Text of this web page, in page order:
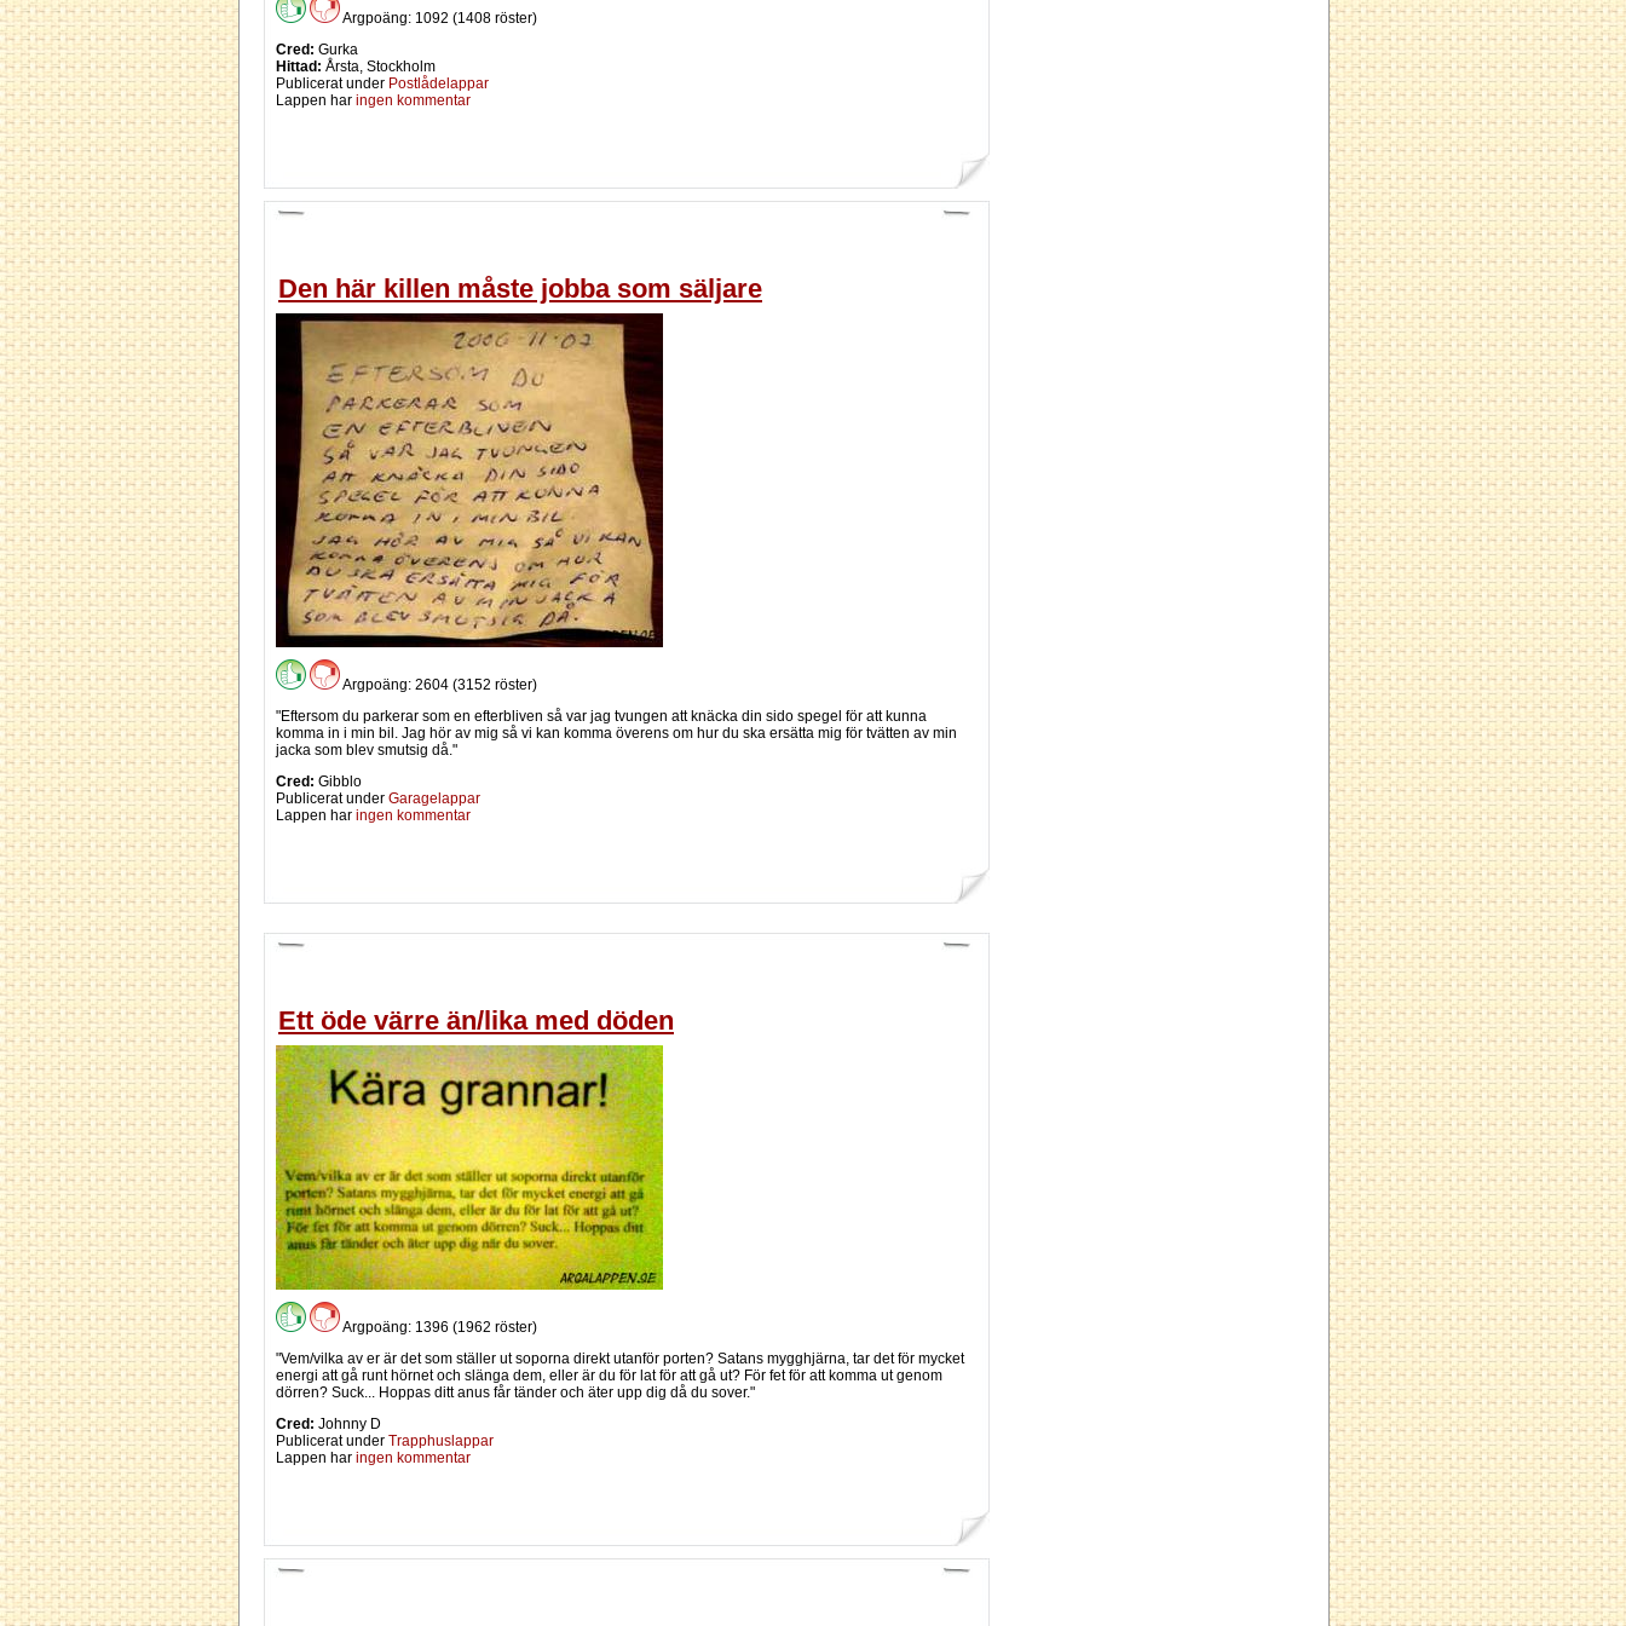
Argpoäng: 1092 (1408 röster)
Cred: Gurka
Hittad: Årsta, Stockholm
Publicerat under Postlådelappar
Lappen har ingen kommentar
Den här killen måste jobba som säljare
Argpoäng: 2604 (3152 röster)
"Eftersom du parkerar som en efterbliven så var jag tvungen att knäcka din sido spegel för att kunna
komma in i min bil. Jag hör av mig så vi kan komma överens om hur du ska ersätta mig för tvätten av min
jacka som blev smutsig då."
Cred: Gibblo
Publicerat under Garagelappar
Lappen har ingen kommentar
Ett öde värre än/lika med döden
Argpoäng: 1396 (1962 röster)
"Vem/vilka av er är det som ställer ut soporna direkt utanför porten? Satans mygghjärna, tar det för mycket
energi att gå runt hörnet och slänga dem, eller är du för lat för att gå ut? För fet för att komma ut genom
dörren? Suck... Hoppas ditt anus får tänder och äter upp dig då du sover."
Cred: Johnny D
Publicerat under Trapphuslappar
Lappen har ingen kommentar